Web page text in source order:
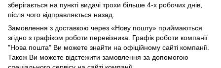
зберігається на пункті видачі трохи більше 4-х робочих днів,
після чого відправляється назад.
Замовлення з доставкою через «Нову пошту» приймаються
згідно з графіком роботи перевізника. Графік роботи компанії
"Нова пошта" Ви можете знайти на офіційному сайті компанії.
Також Ви можете відстежити замовлення за допомогою